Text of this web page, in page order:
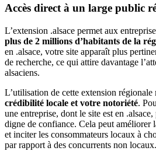
Accès direct à un large public
L’extension .alsace permet aux
plus de 2 millions d’habitants de la
en .alsace, votre site apparaît plus
de recherche, ce qui attire davantage
alsaciens.
L’utilisation de cette extension régionale
crédibilité locale et votre notoriété.
une entreprise, dont le site est en
digne de confiance. Cela peut améliorer
et inciter les consommateurs locaux à
par rapport à des concurrents non locaux.